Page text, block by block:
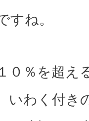
すね。
０％を超え
いわく付き